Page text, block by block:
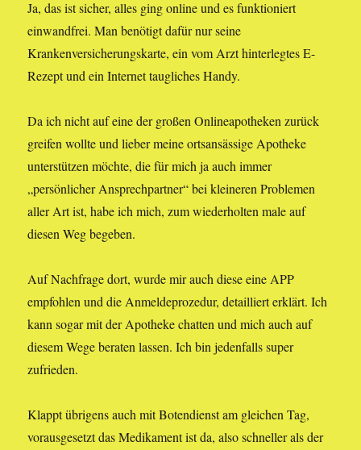
Ja, das ist sicher, alles ging online und es funktioniert
einwandfrei. Man benötigt dafür nur seine
Krankenversicherungskarte, ein vom Arzt hinterlegtes E-
Rezept und ein Internet taugliches Handy.
Da ich nicht auf eine der großen Onlineapotheken zurück
greifen wollte und lieber meine ortsansässige Apotheke
unterstützen möchte, die für mich ja auch immer
„persönlicher Ansprechpartner“ bei kleineren Problemen
aller Art ist, habe ich mich, zum wiederholten male auf
diesen Weg begeben.
Auf Nachfrage dort, wurde mir auch diese eine APP
empfohlen und die Anmeldeprozedur, detailliert erklärt. Ich
kann sogar mit der Apotheke chatten und mich auch auf
diesem Wege beraten lassen. Ich bin jedenfalls super
zufrieden.
Klappt übrigens auch mit Botendienst am gleichen Tag,
vorausgesetzt das Medikament ist da, also schneller als der